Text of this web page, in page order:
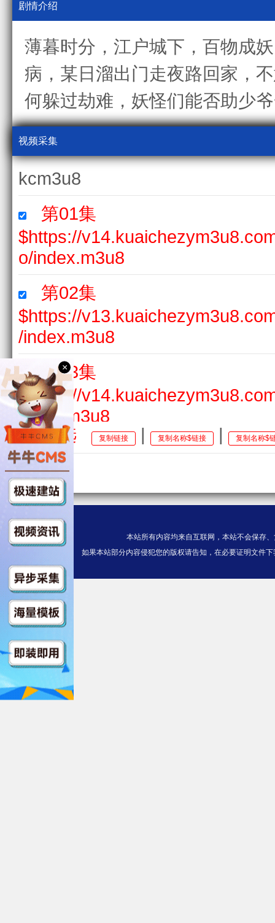
剧情介绍
薄暮时分，江户城下，百物成
病，某日溜出门走夜路回家，
何躲过劫难，妖怪们能否助少
视频采集
kcm3u8
第01集
$https://
o/index.m3u8
第02集
$https://
/index.m3u8
第03集
$https://
index.m3u8
第04集
$https://
/index.m3u8
第05集
$https://
ndex.m3u8
第06集
$https://
/index.m3u8
第07集
全选 复制链接 | 复制名称$链接 | 复制名称$
本站所有内容均来自互联网，本站不会保存
如果本站部分内容侵犯您的版权请告知，在必要证明文件
×